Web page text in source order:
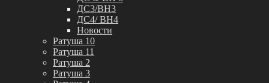
ДС3/BH3
ДС4/ BH4
Новости
Ратуша 10
Ратуша 11
Ратуша 2
Ратуша 3